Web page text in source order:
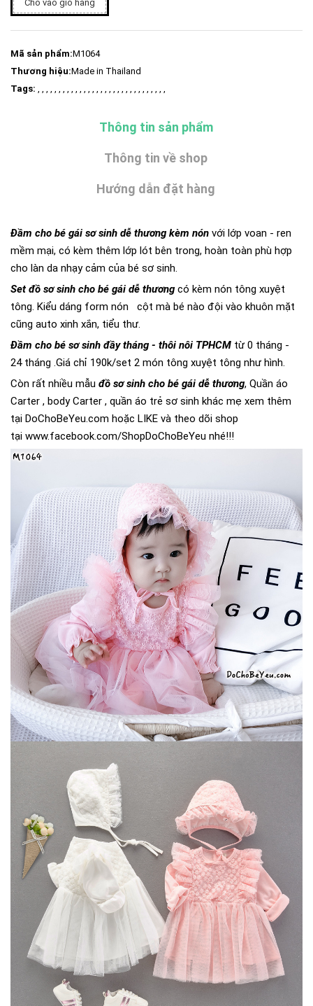
Cho vào giỏ hàng
Mã sản phẩm:M1064
Thương hiệu:Made in Thailand
Tags: , , , , , , , , , , , , , , , , , , , , , , , , , , , , , , ,
Thông tin sản phẩm
Thông tin về shop
Hướng dẫn đặt hàng
Đầm cho bé gái sơ sinh dễ thương kèm nón với lớp voan - ren
mềm mại, có kèm thêm lớp lót bên trong, hoàn toàn phù hợp
cho làn da nhạy cảm của bé sơ sinh.
Set đồ sơ sinh cho bé gái dễ thương có kèm nón tông xuyệt
tông. Kiểu dáng form nón cột mà bé nào đội vào khuôn mặt
cũng auto xinh xắn, tiểu thư.
Đầm cho bé sơ sinh đầy tháng - thôi nôi TPHCM từ 0 tháng -
24 tháng .Giá chỉ 190k/set 2 món tông xuyệt tông như hình.
Còn rất nhiều mẫu đồ sơ sinh cho bé gái dễ thương, Quần áo
Carter , body Carter , quần áo trẻ sơ sinh khác mẹ xem thêm
tại DoChoBeYeu.com hoặc LIKE và theo dõi shop
tại www.facebook.com/ShopDoChoBeYeu nhé!!!